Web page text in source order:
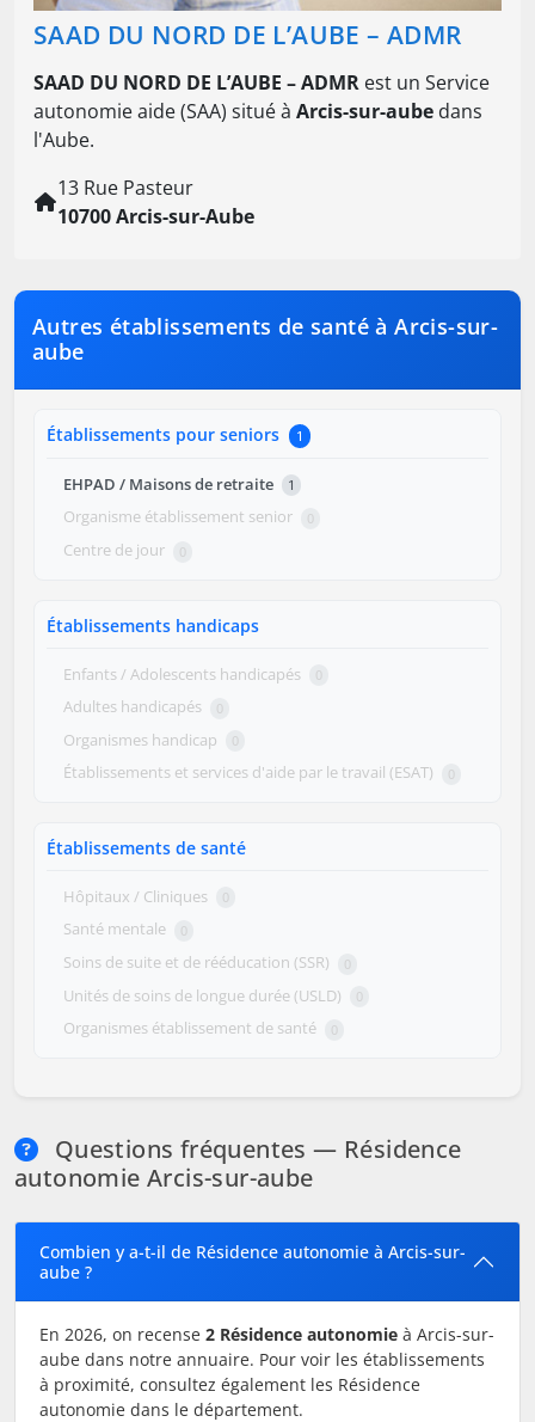
SAAD DU NORD DE L’AUBE – ADMR
SAAD DU NORD DE L’AUBE – ADMR est un Service
autonomie aide (SAA) situé à Arcis-sur-aube dans
l'Aube.
13 Rue Pasteur
10700 Arcis-sur-Aube
Autres établissements de santé à Arcis-sur-
aube
Établissements pour seniors 1
EHPAD / Maisons de retraite 1
Organisme établissement senior 0
Centre de jour 0
Établissements handicaps
Enfants / Adolescents handicapés 0
Adultes handicapés 0
Organismes handicap 0
Établissements et services d'aide par le travail (ESAT) 0
Établissements de santé
Hôpitaux / Cliniques 0
Santé mentale 0
Soins de suite et de rééducation (SSR) 0
Unités de soins de longue durée (USLD) 0
Organismes établissement de santé 0
Questions fréquentes — Résidence
autonomie Arcis-sur-aube
Combien y a-t-il de Résidence autonomie à Arcis-sur-
aube ?
En 2026, on recense 2 Résidence autonomie à Arcis-sur-
aube dans notre annuaire. Pour voir les établissements
à proximité, consultez également les Résidence
autonomie dans le département.